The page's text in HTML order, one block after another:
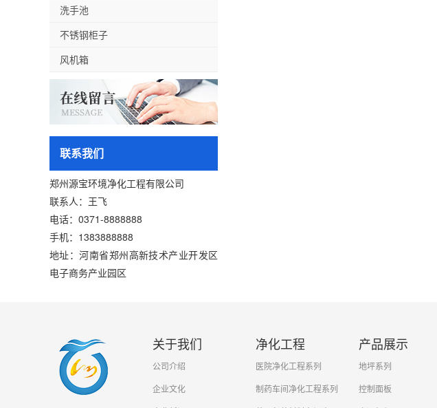
洗手池
不锈钢柜子
风机箱
联系我们
郑州源宝环境净化工程有限公司
联系人：王飞
电话：0371-8888888
手机：1383888888
地址：河南省郑州高新技术产业开发区
电子商务产业园区
关于我们
公司介绍
企业文化
净化工程
医院净化工程系列
制药车间净化工程系列
产品展示
地坪系列
控制面板